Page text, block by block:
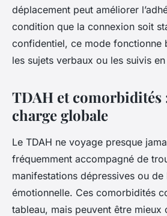
déplacement peut améliorer
condition que la connexion soit
confidentiel, ce mode fonctionne
les sujets verbaux ou les suivis
TDAH et comorbidités
charge globale
Le TDAH ne voyage presque
fréquemment accompagné de
manifestations dépressives ou
émotionnelle. Ces comorbidités
tableau, mais peuvent être mieux